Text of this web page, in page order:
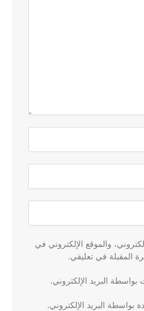
والموقع الإلكتروني في
المقبلة في تعليقي.
بواسطة البريد الإلكتروني.
بواسطة البريد الإلكتروني.